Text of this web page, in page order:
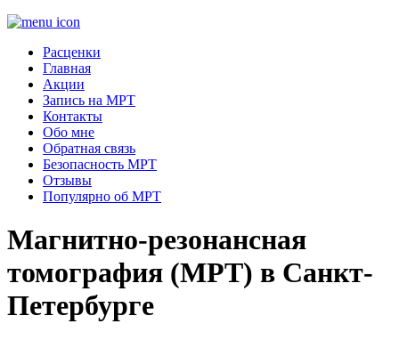
Расценки
Главная
Акции
Запись на МРТ
Контакты
Обо мне
Обратная связь
Безопасность МРТ
Отзывы
Популярно об МРТ
Магнитно-резонансная
томография (МРТ) в Санкт-
Петербурге